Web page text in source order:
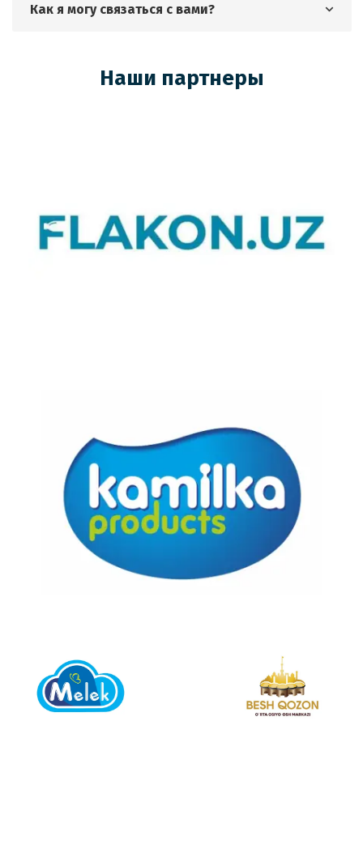
Как я могу связаться с вами?
Наши партнеры